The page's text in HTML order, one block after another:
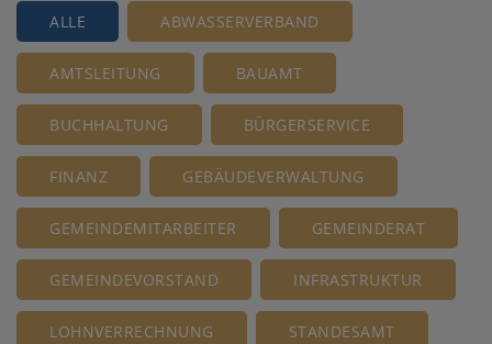
ALLE ABWASSERVERBAND
AMTSLEITUNG BAUAMT
BUCHHALTUNG BÜRGERSERVICE
FINANZ GEBÄUDEVERWALTUNG
GEMEINDEMITARBEITER GEMEINDERAT
GEMEINDEVORSTAND INFRASTRUKTUR
LOHNVERRECHNUNG STANDESAMT